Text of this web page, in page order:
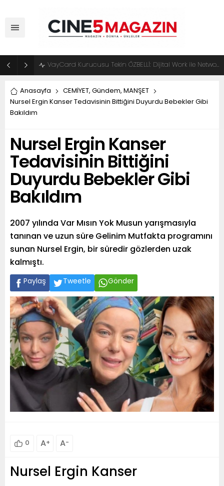
VayCard Kurucusu Tekin ÖZBELLİ: Dijital Work ile Network Marketingde Yeni Dönem Başlıyor
Anasayfa CEMİYET, Gündem, MANŞET
Nursel Ergin Kanser Tedavisinin Bittiğini Duyurdu Bebekler Gibi
Bakıldım
Nursel Ergin Kanser
Tedavisinin Bittiğini
Duyurdu Bebekler Gibi
Bakıldım
2007 yılında Var Mısın Yok Musun yarışmasıyla
tanınan ve uzun süre Gelinim Mutfakta programını
sunan Nursel Ergin, bir süredir gözlerden uzak
kalmıştı.
Paylaş Tweetle Gönder
0 A+ A-
Nursel Ergin Kanser